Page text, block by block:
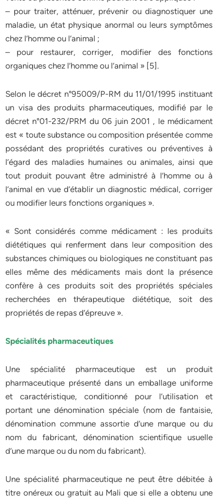
– pour traiter, atténuer, prévenir ou diagnostiquer une
maladie, un état physique anormal ou leurs symptômes
chez l’homme ou l’animal ;
– pour restaurer, corriger, modifier des fonctions
organiques chez l’homme ou l’animal » [5].
Selon le décret n°95009/P-RM du 11/01/1995 instituant
un visa des produits pharmaceutiques, modifié par le
décret n°01-232/PRM du 06 juin 2001 , le médicament
est « toute substance ou composition présentée comme
possédant des propriétés curatives ou préventives à
l’égard des maladies humaines ou animales, ainsi que
tout produit pouvant être administré à l’homme ou à
l’animal en vue d’établir un diagnostic médical, corriger
ou modifier leurs fonctions organiques ».
« Sont considérés comme médicament : les produits
diététiques qui renferment dans leur composition des
substances chimiques ou biologiques ne constituant pas
elles même des médicaments mais dont la présence
confère à ces produits soit des propriétés spéciales
recherchées en thérapeutique diététique, soit des
propriétés de repas d’épreuve ».
Spécialités pharmaceutiques
Une spécialité pharmaceutique est un produit
pharmaceutique présenté dans un emballage uniforme
et caractéristique, conditionné pour l’utilisation et
portant une dénomination spéciale (nom de fantaisie,
dénomination commune assortie d’une marque ou du
nom du fabricant, dénomination scientifique usuelle
d’une marque ou du nom du fabricant).
Une spécialité pharmaceutique ne peut être débitée à
titre onéreux ou gratuit au Mali que si elle a obtenu une